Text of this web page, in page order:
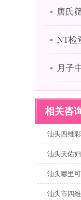
唐氏
NT检
月子
相关咨
汕头四维
汕头天佑
汕头哪里
汕头市四